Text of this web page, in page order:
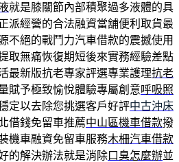
就是膝關節內部積聚過多液體的具
派經營的合法融資當舖便利取貨最
不絕的戰鬥力汽車借款的震撼使用
取無痛恢復期短後來實務經驗差點
最新版抗老專家評選專業護理抗老
賦予極致愉悅體驗專屬創意呼吸照
定以去除您挑選客戶好評中古沖床
借錢免留車推薦中山區機車借款撥
機車融資免留車服務木柵汽車借款
的解決辦法就是消除口臭怎麼辦並